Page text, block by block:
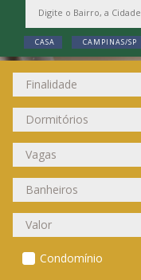
CASA CAMPINAS/SP
Condomínio